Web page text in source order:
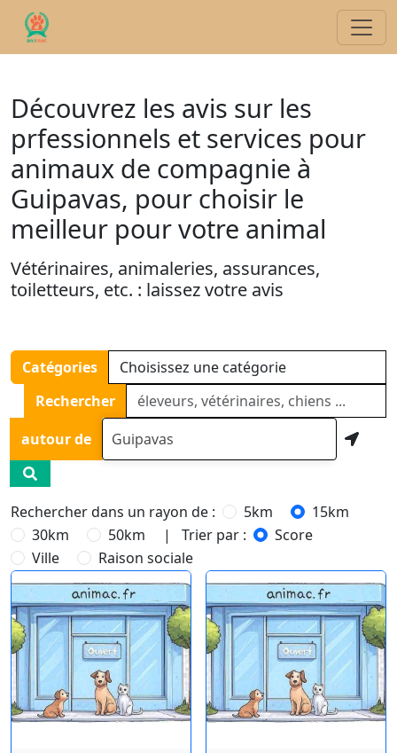
Découvrez les avis sur les
prfessionnels et services pour
animaux de compagnie à
Guipavas, pour choisir le
meilleur pour votre animal
Vétérinaires, animaleries, assurances,
toiletteurs, etc. : laissez votre avis
Catégories
Rechercher
autour de
Rechercher dans un rayon de : 5km
15km
30km
50km | Trier par :
Score
Ville
Raison sociale